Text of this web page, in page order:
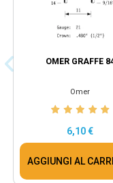
OMER GRAFFE
Omer
6,10 €
AGGIUNGI AL